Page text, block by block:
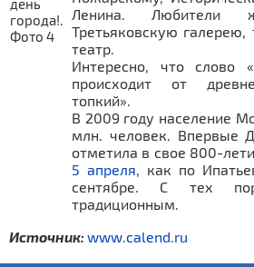
Ленина. Любители
Третьяковскую
театр.
Интересно, что слово
происходит от
топкий».
В 2009 году население
млн. человек. Впервые
отметила в свое 800-
5 апреля, как по
сентябре. С тех
традиционным.
Источник:www.calend.ru